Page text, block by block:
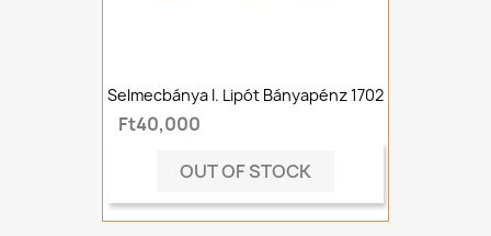
Selmecbánya I. Lipót Bányapénz 1702
Ft40,000
OUT OF STOCK